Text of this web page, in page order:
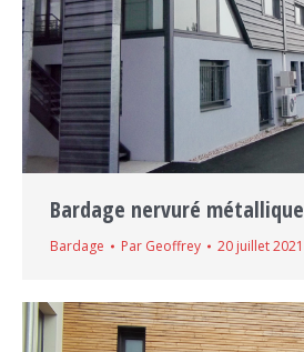
Bardage nervuré métallique
Bardage Par Geoffrey 20 juillet 2021